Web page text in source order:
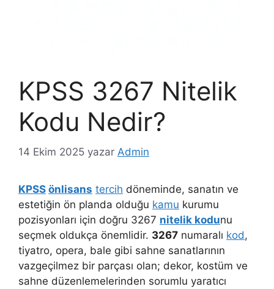
KPSS 3267 Nitelik
Kodu Nedir?
14 Ekim 2025 yazar Admin
KPSS önlisans tercih döneminde, sanatın ve
estetiğin ön planda olduğu kamu kurumu
pozisyonları için doğru 3267 nitelik kodunu
seçmek oldukça önemlidir. 3267 numaralı kod,
tiyatro, opera, bale gibi sahne sanatlarının
vazgeçilmez bir parçası olan; dekor, kostüm ve
sahne düzenlemelerinden sorumlu yaratıcı